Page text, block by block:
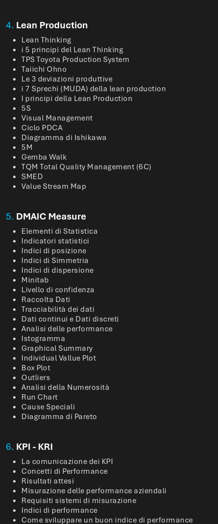
4. Lean Production
Lean Thinking
i 5 principi del Lean Thinking
TPS Toyota Production System
Taiichi Ohno
Le 3 deviazioni produttive
i 7 Sprechi (MUDA) della lean production
I principi della Lean Production
5S
Visual Management
Ciclo PDCA
Diagramma di Ishikawa
5M
Gemba Walk
TQM Total Quality Management (6C)
SMED
Value Stream Map
5. DMAIC Measure
Elementi di Statistica
Indicatori statistici
Indici di posizione
Indici di Simmetria
Indici di dispersione
Minitab
Livello di confidenza
Raccolta Dati
Tracciabilità dei dati
Dati continui e Dati discreti
Analisi delle performance
Istogramma
Graphical Summary
Individual Vallue Plot
Box Plot
Outliers
Analisi della Numerosità
Run Chart
Cause Speciali
Diagramma di Pareto
6. KPI - KRI
La comunicazione dei KPI
Concetti di Performance
Risultati attesi
Misurazione delle performance aziendali
Requisiti sistemi di misurazione
Indici di performance
Come sviluppare un buon indice di performance